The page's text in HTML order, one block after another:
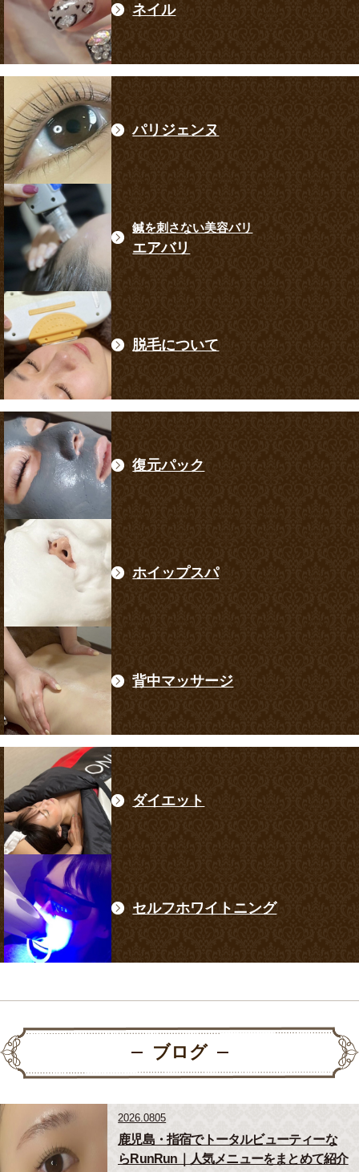
ネイル
パリジェンヌ
鍼を刺さない美容バリ
エアバリ
脱毛について
復元パック
ホイップスパ
背中マッサージ
ダイエット
セルフホワイトニング
ブログ
2026.0805
鹿児島・指宿でトータルビューティーな
らRunRun｜人気メニューをまとめて紹介